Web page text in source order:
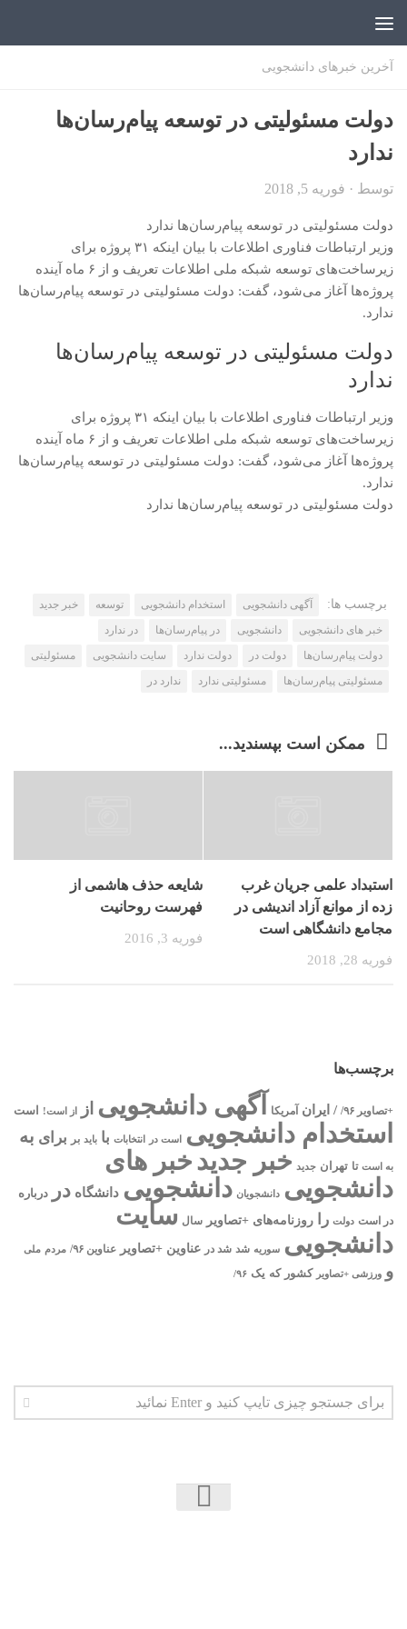
آخرین خبرهای دانشجویی
دولت مسئولیتی در توسعه پیام‌رسان‌ها
ندارد
توسط · فوریه 5, 2018
دولت مسئولیتی در توسعه پیام‌رسان‌ها ندارد
وزیر ارتباطات فناوری اطلاعات با بیان اینکه ۳۱ پروژه برای
زیرساخت‌های توسعه شبکه ملی اطلاعات تعریف و از ۶ ماه آینده
پروژه‌ها آغاز می‌شود، گفت: دولت مسئولیتی در توسعه پیام‌رسان‌ها
ندارد.
دولت مسئولیتی در توسعه پیام‌رسان‌ها
ندارد
وزیر ارتباطات فناوری اطلاعات با بیان اینکه ۳۱ پروژه برای
زیرساخت‌های توسعه شبکه ملی اطلاعات تعریف و از ۶ ماه آینده
پروژه‌ها آغاز می‌شود، گفت: دولت مسئولیتی در توسعه پیام‌رسان‌ها
ندارد.
دولت مسئولیتی در توسعه پیام‌رسان‌ها ندارد
برچسب ها: آگهی دانشجویی استخدام دانشجویی توسعه
خبر جدید
خبر های دانشجویی
دانشجویی در پیام‌رسان‌ها
در ندارد
دولت پیام‌رسان‌ها
دولت در دولت ندارد سایت دانشجویی
مسئولیتی
مسئولیتی پیام‌رسان‌ها
مسئولیتی ندارد ندارد در
ممکن است بپسندید...
استبداد علمی جریان غرب
زده از موانع آزاد اندیشی در
مجامع دانشگاهی است
فوریه 28, 2018
شایعه حذف هاشمی از
فهرست روحانیت
فوریه 3, 2016
برچسب‌ها
+تصاویر ۹۶/ / ایران آمریکا آگهی دانشجویی از از است! است
استخدام دانشجویی است در انتخابات با باید بر برای به
به است تا تهران جدید خبر جدیدخبر های
دانشجویی دانشجویان دانشجویی دانشگاه در درباره
در ﺍﺳﺖ دولت را روزنامه‌های +تصاویر سال سایت
دانشجویی سوریه شد شد در عناوین +تصاویر عناوین ۹۶/ مردم ملی
و ورزشی +تصاویر کشور که یک ۹۶/